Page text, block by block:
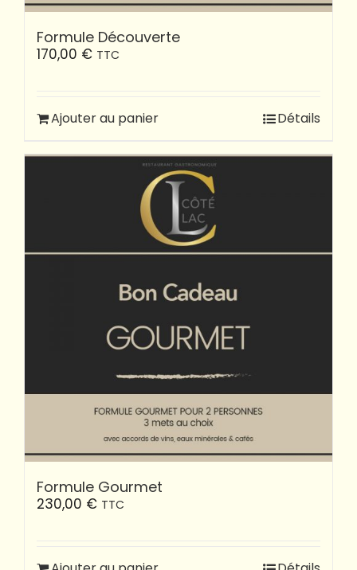
Formule Découverte
170,00 € TTC
Ajouter au panier Détails
Formule Gourmet
230,00 € TTC